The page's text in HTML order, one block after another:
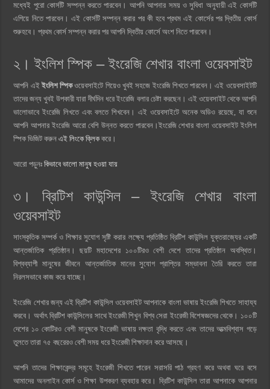
মধ্যেই পুরো কোর্সটি সম্পন্ন করতে পারবেন। আপনি আপনার সময় ও সুবিধা অনুযায়ী এই কোর্সটি
এগিয়ে নিতে পারবেন। এই কোর্সটি সম্পন্ন করার পর কী হবে প্রথম এই কোর্সের পর দ্বিতীয় কোর্স
শুরুহবে। প্রথম কোর্স সম্পন্ন করার পর আপনি দ্বিতীয় কোর্সে অংশ নিতে পারবেন।
২। ইংলিশ স্পিক – ইংরেজি শেখার বাংলা ওয়েবসাইট
আপনি এই ইংলিশ স্পিকওয়েবসাইটে গিয়েও খুবই সহজে ইংরেজি শিখতে পারবেন। এই ওয়েবসাইটটি
তাদের জন্য খুবই উপকারী যারা দীর্ঘদিন ধরে ইংরেজি বলার চেষ্টা করছেন। এই ওয়েবসাইট থেকে আপনি
ভালোভাবে ইংরেজি লিখতে এবং বলতে শিখবেন। এই ওয়েবসাইটে অনেক অডিও রয়েছে, যা শুনে
আপনি আপনার ইংরেজি আরো বেশি উন্নত করতে পারবেন।ইংরেজি শেখার বাংলা ওয়েবসাইট ইংলিশ
স্পিক ভিজিট করুনএই লিংকে ক্লিককরে।
আরো পড়ুনঃকিভাবে ভালো মানুষ হওয়া যায়
৩। ব্রিটিশ কাউন্সিল – ইংরেজি শেখার বাংলা
ওয়েবসাইট
সাংস্কৃতিক সম্পর্ক ও শিক্ষার সুযোগ সৃষ্টি করার লক্ষ্যে প্রতিষ্ঠিত ব্রিটিশ কাউন্সিল যুক্তরাজ্যের একটি
আন্তর্জাতিক প্রতিষ্ঠান। ছয়টি মহাদেশের ১০০টিরও বেশী দেশে তাদের প্রতিষ্ঠান অবস্থিত।
বিশ্বব্যাপী মানুষের জীবনে আন্তর্জাতিক মানের সুযোগ প্রাপ্তির সম্ভাবনা তৈরি করতে তারা
নিরলসভাবে কাজ করে যাচ্ছে।
ইংরেজি শেখার জন্য এই ব্রিটিশ কাউন্সিল ওয়েবসাইট আপনাকে বাংলা ভাষায় ইংরেজি শিখতে সাহায্য
করবে। অর্থাৎ ব্রিটিশ কাউন্সিলের সাথে ইংরেজী শিখুন বিশ্ব সেরা ইংরেজী বিশেষজ্ঞদের থেকে। ১০০টি
দেশের ১০ কোটিরও বেশী মানুষকে ইংরেজী ভাষায় দক্ষতা বৃদ্ধি করতে এবং তাদের আত্মবিশ্বাস গড়ে
তুলতে তারা ৭৫ বছরেরও বেশী সময় ধরে ইংরেজী শিক্ষাদান করে আসছে।
আপনি তাদের শিক্ষাকেন্দ্র সমূহে ইংরেজী শিখতে পারেন সরাসরি পাঠ গ্রহণ করে অথবা ঘরে বসে
আমাদের অনলাইন কোর্স ও শিক্ষা উপকরণ ব্যবহার করে। ব্রিটিশ কাউন্সিল তারা আপনাকে আপনার